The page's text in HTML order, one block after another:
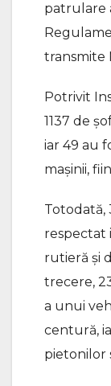
patrulare
transmite
Potrivit
1137 de
iar 49 au
mașinii,
Totodată,
respectat
rutieră și
trecere,
a unui
centură,
pietonilor